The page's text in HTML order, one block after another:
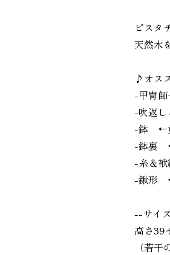
ピスタ
天然木
♪オス
-甲冑師
-吹返
-鉢 ←重
-鉢裏
-糸＆
-鍬形
--サイ
高さ
（若